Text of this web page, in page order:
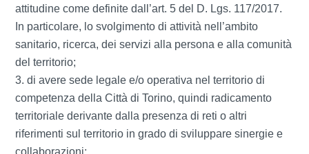
attitudine come definite dall’art. 5 del D. Lgs. 117/2017.
In particolare, lo svolgimento di attività nell’ambito
sanitario, ricerca, dei servizi alla persona e alla comunità
del territorio;
di avere sede legale e/o operativa nel territorio di
competenza della Città di Torino, quindi radicamento
territoriale derivante dalla presenza di reti o altri
riferimenti sul territorio in grado di sviluppare sinergie e
collaborazioni;